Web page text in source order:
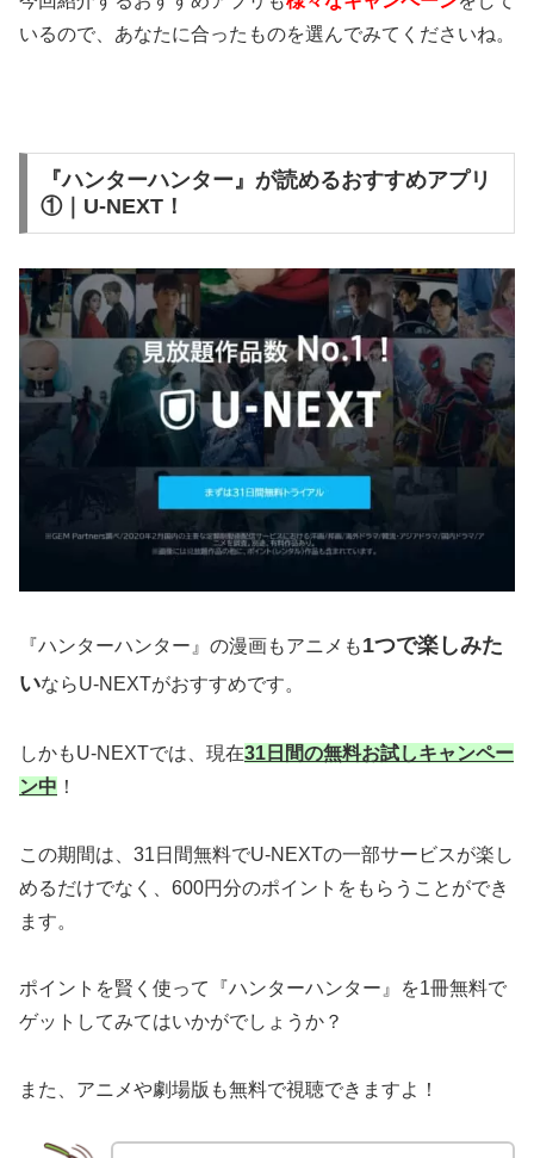
いるので、あなたに合ったものを選んでみてくださいね。
『ハンターハンター』が読めるおすすめアプリ
①｜U-NEXT！
『ハンターハンター』の漫画もアニメも1つで楽しみた
いならU-NEXTがおすすめです。
しかもU-NEXTでは、現在31日間の無料お試しキャンペー
ン中 ！
この期間は、31日間無料でU-NEXTの一部サービスが楽し
めるだけでなく、600円分のポイントをもらうことができ
ます。
ポイントを賢く使って『ハンターハンター』を1冊無料で
ゲットしてみてはいかがでしょうか？
また、アニメや劇場版も無料で視聴できますよ！